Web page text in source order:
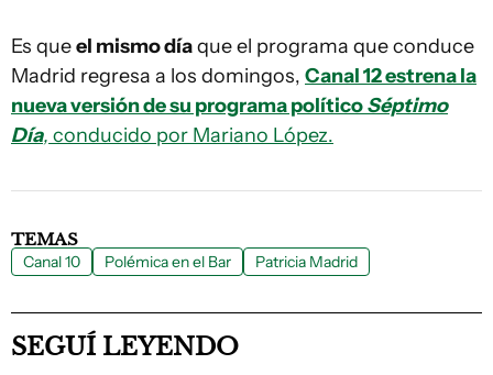
Es queel mismo díaque el programa que conduce
Madrid regresa a los domingos, Canal 12 estrena la
nueva versión de su programa políticoSéptimo
Día, conducido por Mariano López.
TEMAS
Canal 10 Polémica en el Bar Patricia Madrid
SEGUÍ LEYENDO